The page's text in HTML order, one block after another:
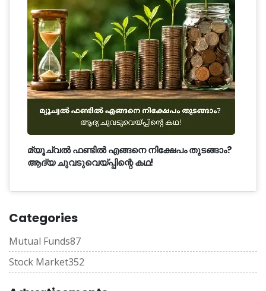
മ്യൂച്വൽ ഫണ്ടിൽ എങ്ങനെ നിക്ഷേപം തുടങ്ങാം?
ആദ്യ ചുവടുവെയ്പ്പിന്റെ കഥ!
Categories
Mutual Funds87
Stock Market352